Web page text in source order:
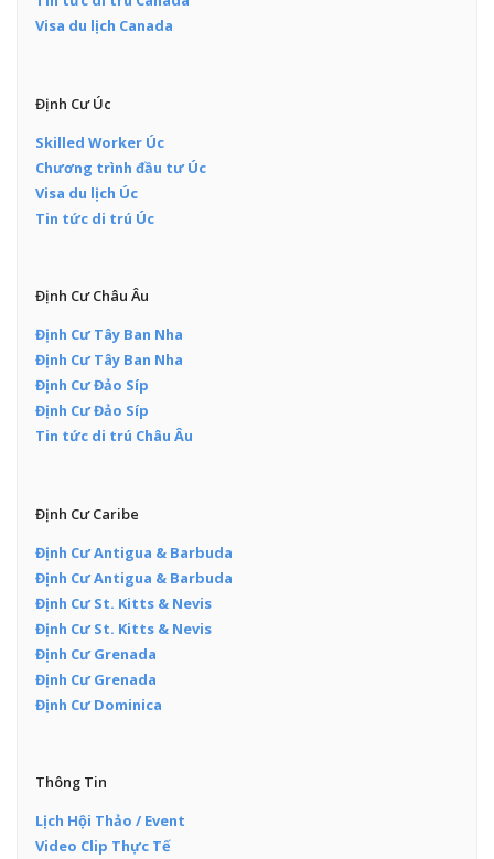
Visa du lịch Canada
Định Cư Úc
Skilled Worker Úc
Chương trình đầu tư Úc
Visa du lịch Úc
Tin tức di trú Úc
Định Cư Châu Âu
Định Cư Tây Ban Nha
Định Cư Tây Ban Nha
Định Cư Đảo Síp
Định Cư Đảo Síp
Tin tức di trú Châu Âu
Định Cư Caribe
Định Cư Antigua & Barbuda
Định Cư Antigua & Barbuda
Định Cư St. Kitts & Nevis
Định Cư St. Kitts & Nevis
Định Cư Grenada
Định Cư Grenada
Định Cư Dominica
Thông Tin
Lịch Hội Thảo / Event
Video Clip Thực Tế